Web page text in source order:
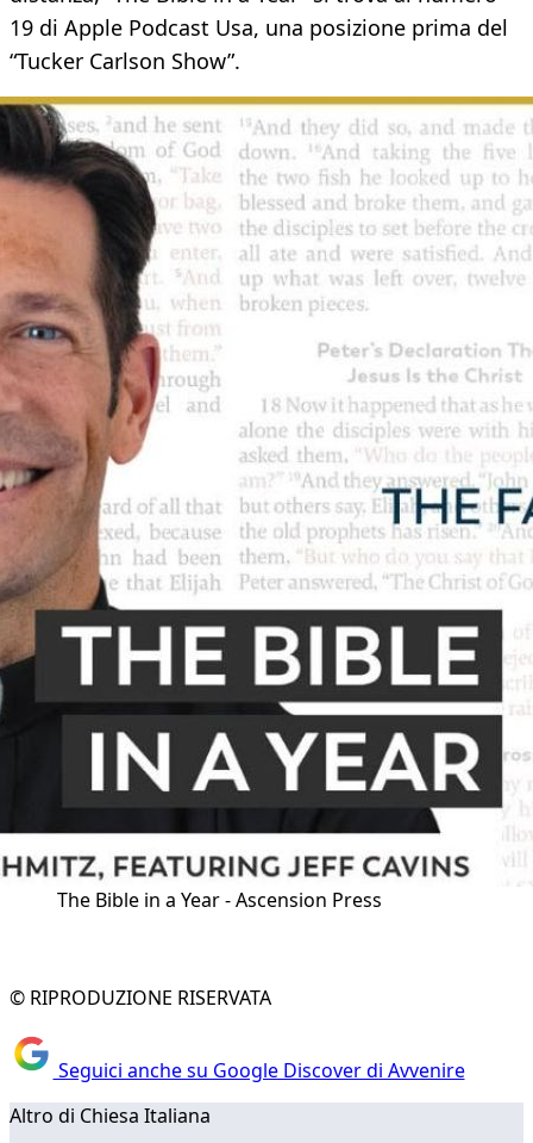
19 di Apple Podcast Usa, una posizione prima del
“Tucker Carlson Show”.
The Bible in a Year - Ascension Press
© RIPRODUZIONE RISERVATA
Seguici anche su Google Discover di Avvenire
Altro di Chiesa Italiana